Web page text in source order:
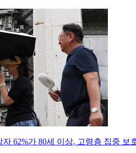
자 62%가 80세 이상, 고령층 집중 보